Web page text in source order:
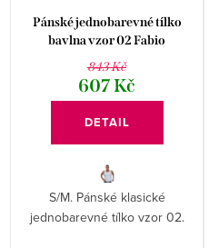
Pánské jednobarevné tílko
bavlna vzor 02 Fabio
843 Kč
607 Kč
DETAIL
S/M. Pánské klasické
jednobarevné tílko vzor 02.